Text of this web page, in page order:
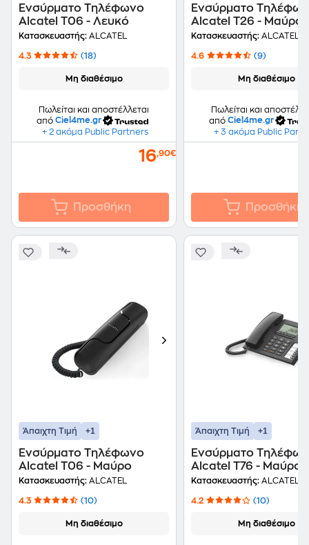
Ενσύρματο Τηλέφωνο
Alcatel T06 - Λευκό
Κατασκευαστής: ALCATEL
4.3 (18)
Μη διαθέσιμο
Πωλείται και αποστέλλεται
από Ciel4me.gr
+ 2 ακόμα Public Partners
16,90€
Προσθήκη
Ενσύρματο
Alcatel T26 - Μαύρο
Κατασκευαστής: ALCATEL
4.6 (9)
Μη διαθέσιμο
Πωλείται και
από Ciel4me.gr
+ 3 ακόμα Public
Προσθήκη
Άπαιχτη Τιμή +1
Ενσύρματο Τηλέφωνο
Alcatel T06 - Μαύρο
Κατασκευαστής: ALCATEL
4.3 (10)
Μη διαθέσιμο
Άπαιχτη Τιμή +1
Ενσύρματο
Alcatel T76 - Μαύρο
Κατασκευαστής: ALCATEL
4.2 (10)
Μη διαθέσιμο